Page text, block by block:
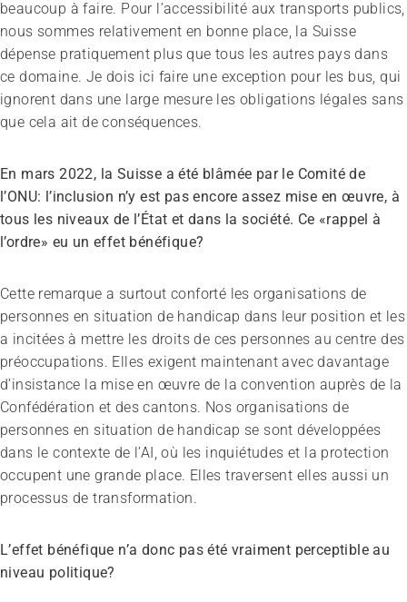
Sans limites!? – Questionner, repousser et dépasser
les limites
26.08.2026 Interlaken
beaucoup à faire. Pour l’accessibilité aux transports publics,
nous sommes relativement en bonne place, la Suisse
dépense pratiquement plus que tous les autres pays dans
ce domaine. Je dois ici faire une exception pour les bus, qui
ignorent dans une large mesure les obligations légales sans
que cela ait de conséquences.
En mars 2022, la Suisse a été blâmée par le Comité de
l’ONU: l’inclusion n’y est pas encore assez mise en œuvre, à
tous les niveaux de l’État et dans la société. Ce «rappel à
l’ordre» eu un effet bénéfique?
Cette remarque a surtout conforté les organisations de
personnes en situation de handicap dans leur position et les
a incitées à mettre les droits de ces personnes au centre des
préoccupations. Elles exigent maintenant avec davantage
d’insistance la mise en œuvre de la convention auprès de la
Confédération et des cantons. Nos organisations de
personnes en situation de handicap se sont développées
dans le contexte de l’AI, où les inquiétudes et la protection
occupent une grande place. Elles traversent elles aussi un
processus de transformation.
L’effet bénéfique n’a donc pas été vraiment perceptible au
niveau politique?